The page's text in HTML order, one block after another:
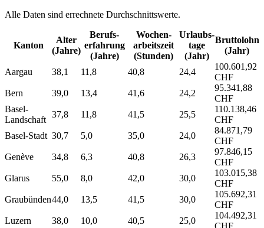
Alle Daten sind errechnete Durchschnittswerte.
Kanton
Alter
(Jahre)
Berufs­
erfahrung
(Jahre)
Wochen­
arbeitszeit
(Stunden)
Urlaubs­
tage
(Jahr)
Bruttolohn
(Jahr)
Aargau 38,1 11,8 40,8 24,4
100.601,92
CHF
Bern
39,0 13,4 41,6 24,2
95.341,88
CHF
Basel-
Landschaft
37,8 11,8 41,5 25,5
110.138,46
CHF
Basel-Stadt 30,7 5,0 35,0 24,0
84.871,79
CHF
Genève
34,8 6,3 40,8 26,3
97.846,15
CHF
Glarus
55,0 8,0 42,0 30,0
103.015,38
CHF
Graubünden44,0 13,5 41,5 30,0
105.692,31
CHF
Luzern
38,0 10,0 40,5 25,0
104.492,31
CHF